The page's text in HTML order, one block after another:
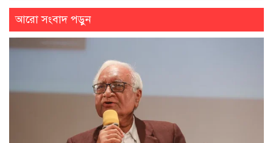
আরো সংবাদ পড়ুন